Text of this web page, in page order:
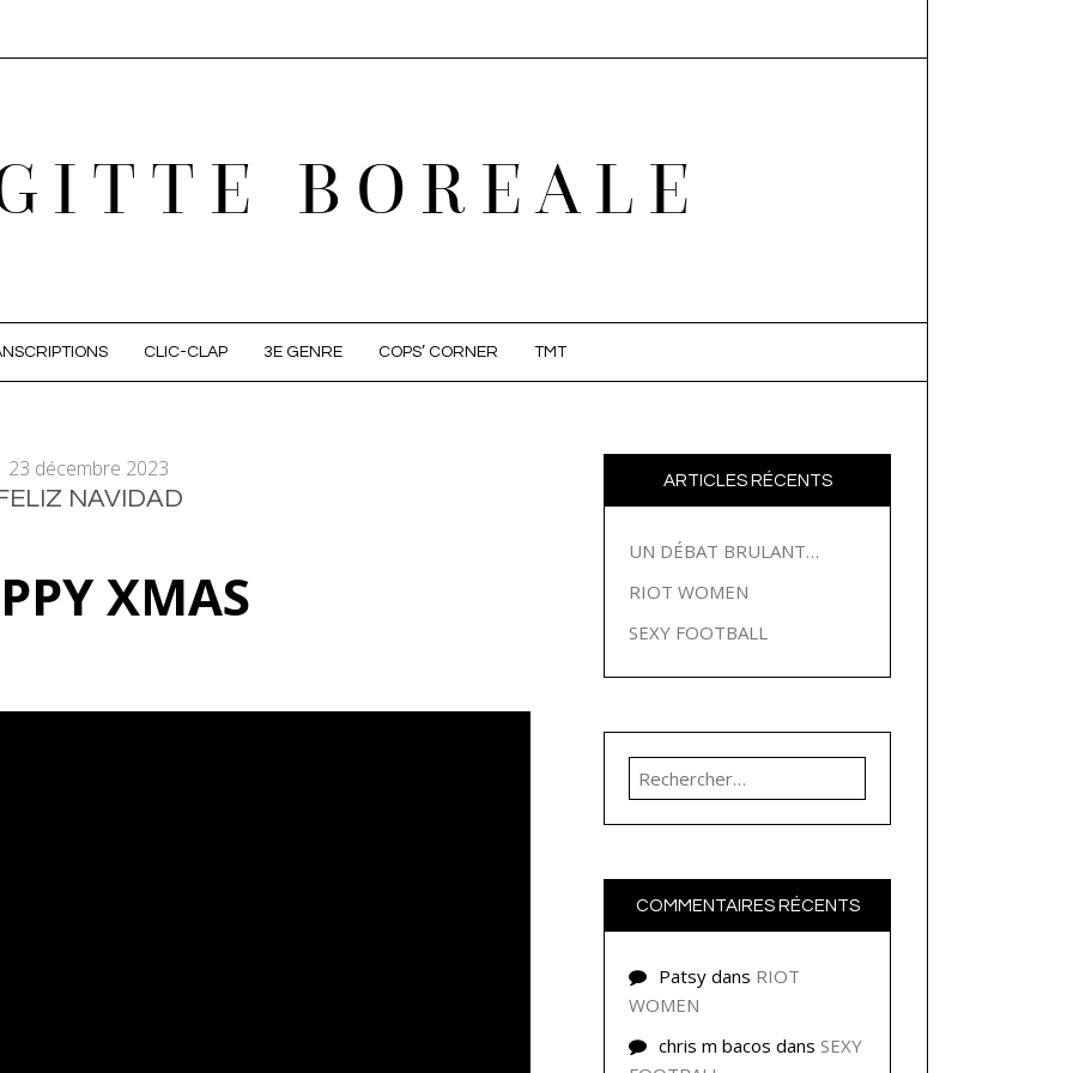
BOREALE
CLIC-CLAP 3E GENRE COPS’ CORNER TMT
23 décembre 2023
NAVIDAD
XMAS
ARTICLES RÉCENTS
UN DÉBAT BRULANT…
RIOT WOMEN
SEXY FOOTBALL
Rechercher :
COMMENTAIRES RÉCENTS
Patsy dans RIOT
WOMEN
chris m bacos dans SEXY